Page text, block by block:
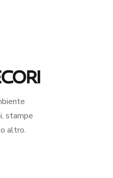
stampe
altro.